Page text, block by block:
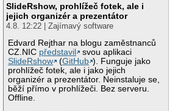
SlideRshow, prohlížeč fotek, ale i
jejich organizér a prezentátor
4.8. 12:22 | Zajímavý software
Edvard Rejthar na blogu zaměstnanců
CZ.NIC představil
svou aplikaci
SlideRshow
(GitHub ). Funguje jako
prohlížeč fotek, ale i jako jejich
organizér a prezentátor. Neinstaluje se,
běží přímo v prohlížeči. Bez serveru.
Offline.